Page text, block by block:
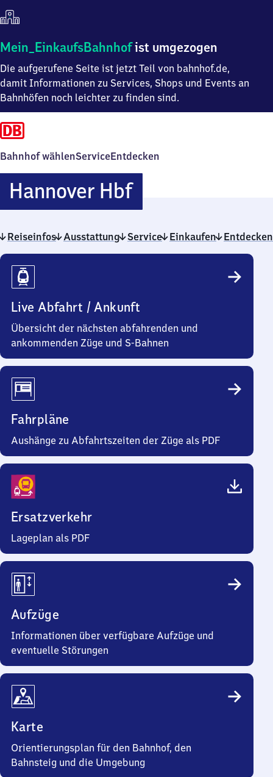
Mein
Einkaufsbahnhof
ist
umgezogen
Mein_EinkaufsBahnhofist umgezogen
Die aufgerufene Seite ist jetzt Teil von bahnhof.de,
damit Informationen zu Services, Shops und Events an
Bahnhöfen noch leichter zu finden sind.
Bahnhof wählenServiceEntdecken
Hannover HbfHannover
Hauptbahnhof
Reiseinfos Ausstattung Service Einkaufen Entdecken
Reiseinfos
Live Abfahrt / Ankunft
Übersicht der nächsten abfahrenden und
ankommenden Züge und S-Bahnen
Fahrpläne
Aushänge zu Abfahrtszeiten der Züge als PDF
Ersatzverkehr
Lageplan als PDF
Aufzüge
Informationen über verfügbare Aufzüge und
eventuelle Störungen
Karte
Orientierungsplan für den Bahnhof, den
Bahnsteig und die Umgebung